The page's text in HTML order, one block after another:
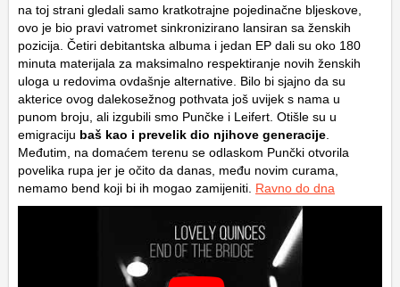
na toj strani gledali samo kratkotrajne pojedinačne bljeskove,
ovo je bio pravi vatromet sinkronizirano lansiran sa ženskih
pozicija. Četiri debitantska albuma i jedan EP dali su oko 180
minuta materijala za maksimalno respektiranje novih ženskih
uloga u redovima ovdašnje alternative. Bilo bi sjajno da su
akterice ovog dalekosežnog pothvata još uvijek s nama u
punom broju, ali izgubili smo Punčke i Leifert. Otišle su u
emigraciju baš kao i prevelik dio njihove generacije
Međutim, na domaćem terenu se odlaskom Punčki otvorila
povelika rupa jer je očito da danas, među novim curama,
nemamo bend koji bi ih mogao zamijeniti. Ravno do dna